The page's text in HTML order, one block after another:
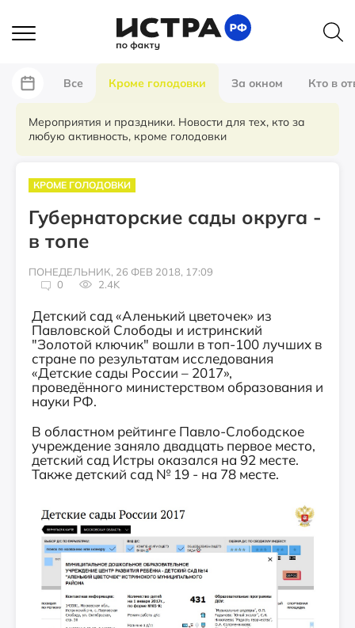
Все Кроме голодовки За окном Кто в
Мероприятия и праздники. Новости для тех, кто за
любую активность, кроме голодовки
КРОМЕ ГОЛОДОВКИ
Губернаторские сады округа -
в топе
ПОНЕДЕЛЬНИК, 26 ФЕВ 2018, 17:09
0
2.4K
Детский сад «Аленький цветочек» из
Павловской Слободы и истринский
"Золотой ключик" вошли в топ-100 лучших в
стране по результатам исследования
«Детские сады России – 2017»,
проведённого министерством образования и
науки РФ.
В областном рейтинге Павло-Слободское
учреждение заняло двадцать первое место,
детский сад Истры оказался на 92 месте.
Также детский сад № 19 - на 78 месте.